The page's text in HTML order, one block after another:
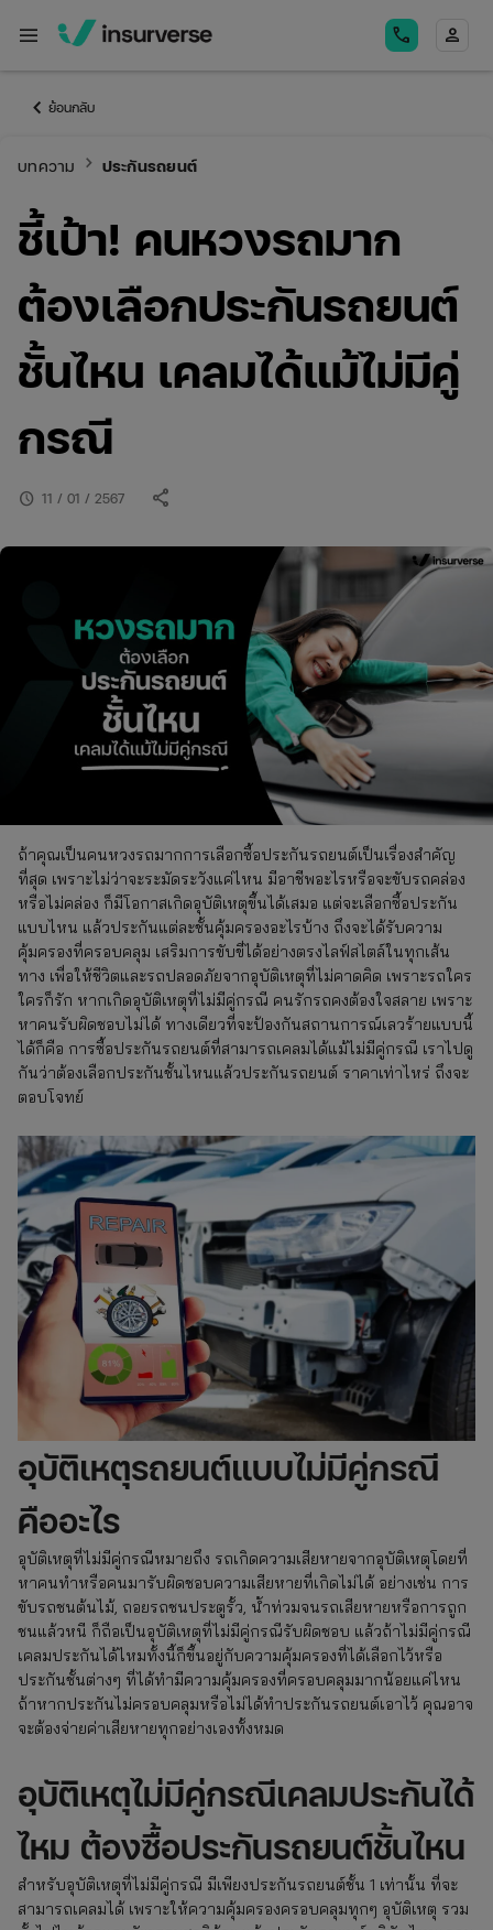
menu call person
keyboard_arrow_left ย้อนกลับ
บทความ keyboard_arrow_right ประกันรถยนต์
ชี้เป้า! คนหวงรถมาก
ต้องเลือกประกันรถยนต์
ชั้นไหน เคลมได้แม้ไม่มีคู่
กรณี
schedule 11 / 01 / 2567 share
ถ้าคุณเป็นคนหวงรถมากการเลือกซื้อประกันรถยนต์เป็นเรื่องสำคัญ
ที่สุด เพราะไม่ว่าจะระมัดระวังแค่ไหน มีอาชีพอะไรหรือจะขับรถคล่อง
หรือไม่คล่อง ก็มีโอกาสเกิดอุบัติเหตุขึ้นได้เสมอ แต่จะเลือกซื้อประกัน
แบบไหน แล้วประกันแต่ละชั้นคุ้มครองอะไรบ้าง ถึงจะได้รับความ
คุ้มครองที่ครอบคลุม เสริมการขับขี่ได้อย่างตรงไลฟ์สไตล์ในทุกเส้น
ทาง เพื่อให้ชีวิตและรถปลอดภัยจากอุบัติเหตุที่ไม่คาดคิด เพราะรถใคร
ใครก็รัก หากเกิดอุบัติเหตุที่ไม่มีคู่กรณี คนรักรถคงต้องใจสลาย เพราะ
หาคนรับผิดชอบไม่ได้ ทางเดียวที่จะป้องกันสถานการณ์เลวร้ายแบบนี้
ได้ก็คือ การซื้อประกันรถยนต์ที่สามารถเคลมได้แม้ไม่มีคู่กรณี เราไปดู
กันว่าต้องเลือกประกันชั้นไหนแล้วประกันรถยนต์ ราคาเท่าไหร่ ถึงจะ
ตอบโจทย์
อุบัติเหตุรถยนต์แบบไม่มีคู่กรณี
คืออะไร
อุบัติเหตุที่ไม่มีคู่กรณีหมายถึง รถเกิดความเสียหายจากอุบัติเหตุโดยที่
หาคนทำหรือคนมารับผิดชอบความเสียหายที่เกิดไม่ได้ อย่างเช่น การ
ขับรถชนต้นไม้, ถอยรถชนประตูรั้ว, น้ำท่วมจนรถเสียหายหรือการถูก
ชนแล้วหนี ก็ถือเป็นอุบัติเหตุที่ไม่มีคู่กรณีรับผิดชอบ แล้วถ้าไม่มีคู่กรณี
เคลมประกันได้ไหมทั้งนี้ก็ขึ้นอยู่กับความคุ้มครองที่ได้เลือกไว้หรือ
ประกันชั้นต่างๆ ที่ได้ทำมีความคุ้มครองที่ครอบคลุมมากน้อยแค่ไหน
ถ้าหากประกันไม่ครอบคลุมหรือไม่ได้ทำประกันรถยนต์เอาไว้ คุณอาจ
จะต้องจ่ายค่าเสียหายทุกอย่างเองทั้งหมด
อุบัติเหตุไม่มีคู่กรณีเคลมประกันได้
ไหม ต้องซื้อประกันรถยนต์ชั้นไหน
สำหรับอุบัติเหตุที่ไม่มีคู่กรณี มีเพียงประกันรถยนต์ชั้น 1 เท่านั้น ที่จะ
สามารถเคลมได้ เพราะให้ความคุ้มครองครอบคลุมทุกๆ อุบัติเหตุ รวม